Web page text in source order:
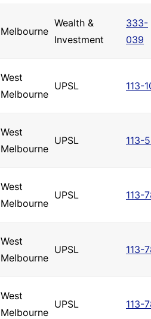
Melbourne
Wealth &
Investment
333-
039
West
Melbourne
UPSL 113-
West
Melbourne
UPSL 113-
West
Melbourne
UPSL 113-
West
Melbourne
UPSL 113-
West
Melbourne
UPSL 113-